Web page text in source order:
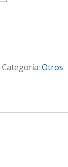
Categoría: Otros